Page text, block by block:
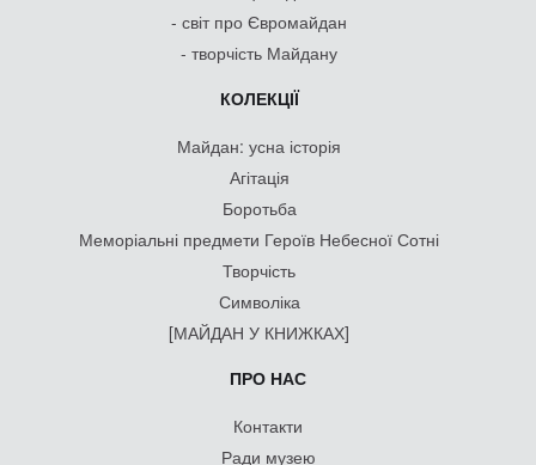
- світ про Євромайдан
- творчість Майдану
КОЛЕКЦІЇ
Майдан: усна історія
Агітація
Боротьба
Меморіальні предмети Героїв Небесної Сотні
Творчість
Символіка
[МАЙДАН У КНИЖКАХ]
ПРО НАС
Контакти
Ради музею